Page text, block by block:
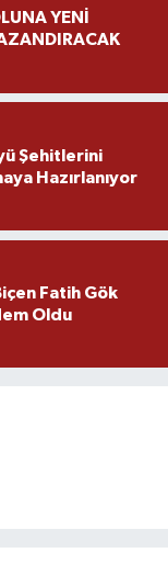
YENİ
Şehitlerini
Hazırlanıyor
Fatih Gök
Oldu